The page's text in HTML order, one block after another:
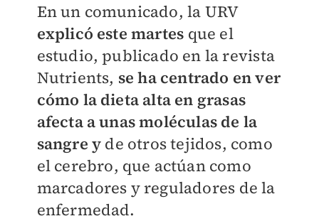
En un comunicado, la URV
explicó este martes que el
estudio, publicado en la revista
Nutrients, se ha centrado en ver
cómo la dieta alta en grasas
afecta a unas moléculas de la
sangre y de otros tejidos, como
el cerebro, que actúan como
marcadores y reguladores de la
enfermedad.